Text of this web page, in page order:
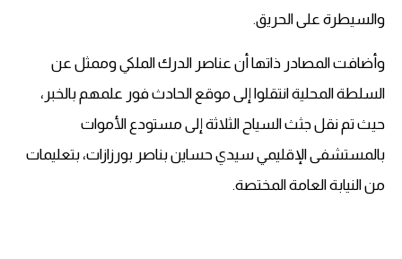
والسيطرة على الحريق.
وأضافت المصادر ذاتها أن عناصر الدرك الملكي وممثل عن
السلطة المحلية انتقلوا إلى موقع الحادث فور علمهم بالخبر،
حيث تم نقل جثث السياح الثلاثة إلى مستودع الأموات
بالمستشفى الإقليمي سيدي حساين بناصر بورزازات، بتعليمات
من النيابة العامة المختصة.